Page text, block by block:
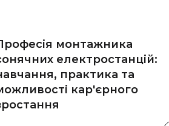
монтажника
електростанцій:
практика та
кар'єрного